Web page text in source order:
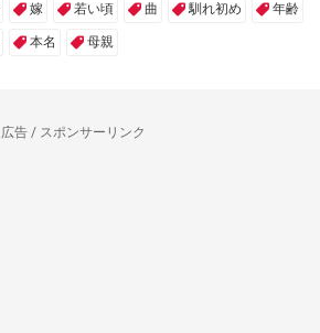
嫁 若い頃 曲 馴れ初め 年齢
本名 母親
広告 / スポンサーリンク